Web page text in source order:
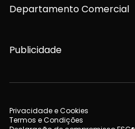
Departamento Comercial
Publicidade
Privacidade e Cookies
Termos e Condições